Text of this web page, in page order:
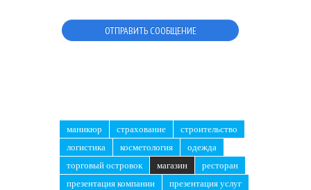
маникюр страхование
строительство
логистика
косметология
одежда
торговый островок
магазин
ресторан
презентация компании
презентация услуг